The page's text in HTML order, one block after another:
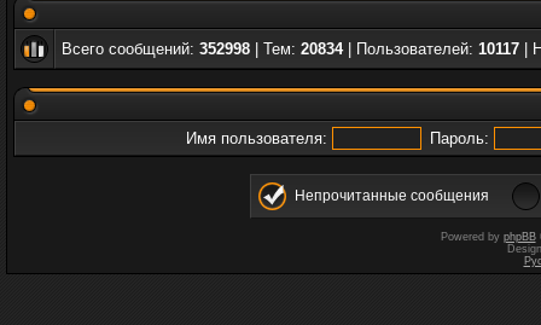
Всего сообщений: 352998 | Тем: 20834| Пользователей: 10117 |
Имя пользователя: Пароль:
Непрочитанные сообщения
Powered by phpBB